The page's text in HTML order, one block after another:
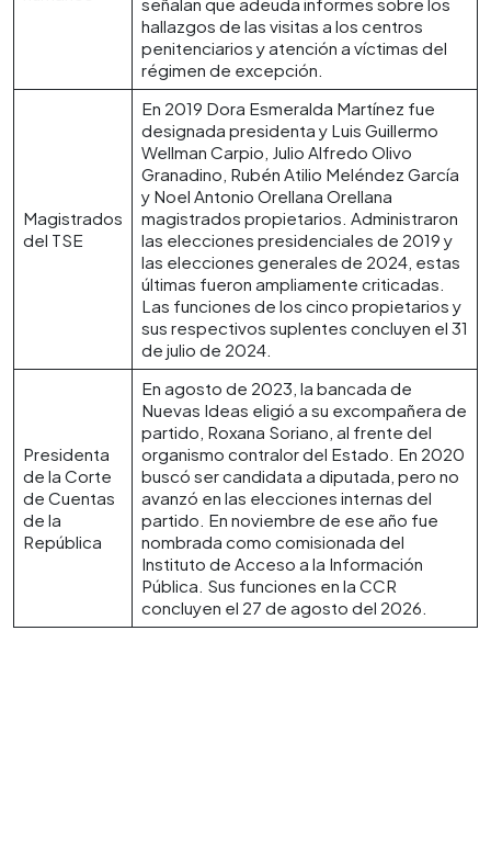
hallazgos de las visitas a los centros
penitenciarios y atención a víctimas del
régimen de excepción.
Magistrados
del TSE
En 2019 Dora Esmeralda Martínez fue
designada presidenta y Luis Guillermo
Wellman Carpio, Julio Alfredo Olivo
Granadino, Rubén Atilio Meléndez García
y Noel Antonio Orellana Orellana
magistrados propietarios. Administraron
las elecciones presidenciales de 2019 y
las elecciones generales de 2024, estas
últimas fueron ampliamente criticadas.
Las funciones de los cinco propietarios y
sus respectivos suplentes concluyen el 31
de julio de 2024.
Presidenta
de la Corte
de Cuentas
de la
República
En agosto de 2023, la bancada de
Nuevas Ideas eligió a su excompañera de
partido, Roxana Soriano, al frente del
organismo contralor del Estado. En 2020
buscó ser candidata a diputada, pero no
avanzó en las elecciones internas del
partido. En noviembre de ese año fue
nombrada como comisionada del
Instituto de Acceso a la Información
Pública. Sus funciones en la CCR
concluyen el 27 de agosto del 2026.